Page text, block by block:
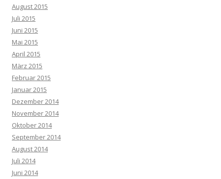
August 2015
Juli 2015
Juni 2015
Mai 2015
April 2015
März 2015
Februar 2015
Januar 2015
Dezember 2014
November 2014
Oktober 2014
September 2014
August 2014
Juli 2014
Juni 2014